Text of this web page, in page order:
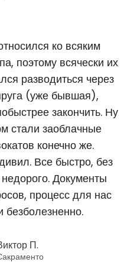
ко всяким
поэтому всячески их
разводиться через
(уже бывшая),
закончить. Ну
стали заоблачные
конечно же.
Все быстро, без
Документы
процесс для нас
безболезненно.
П.